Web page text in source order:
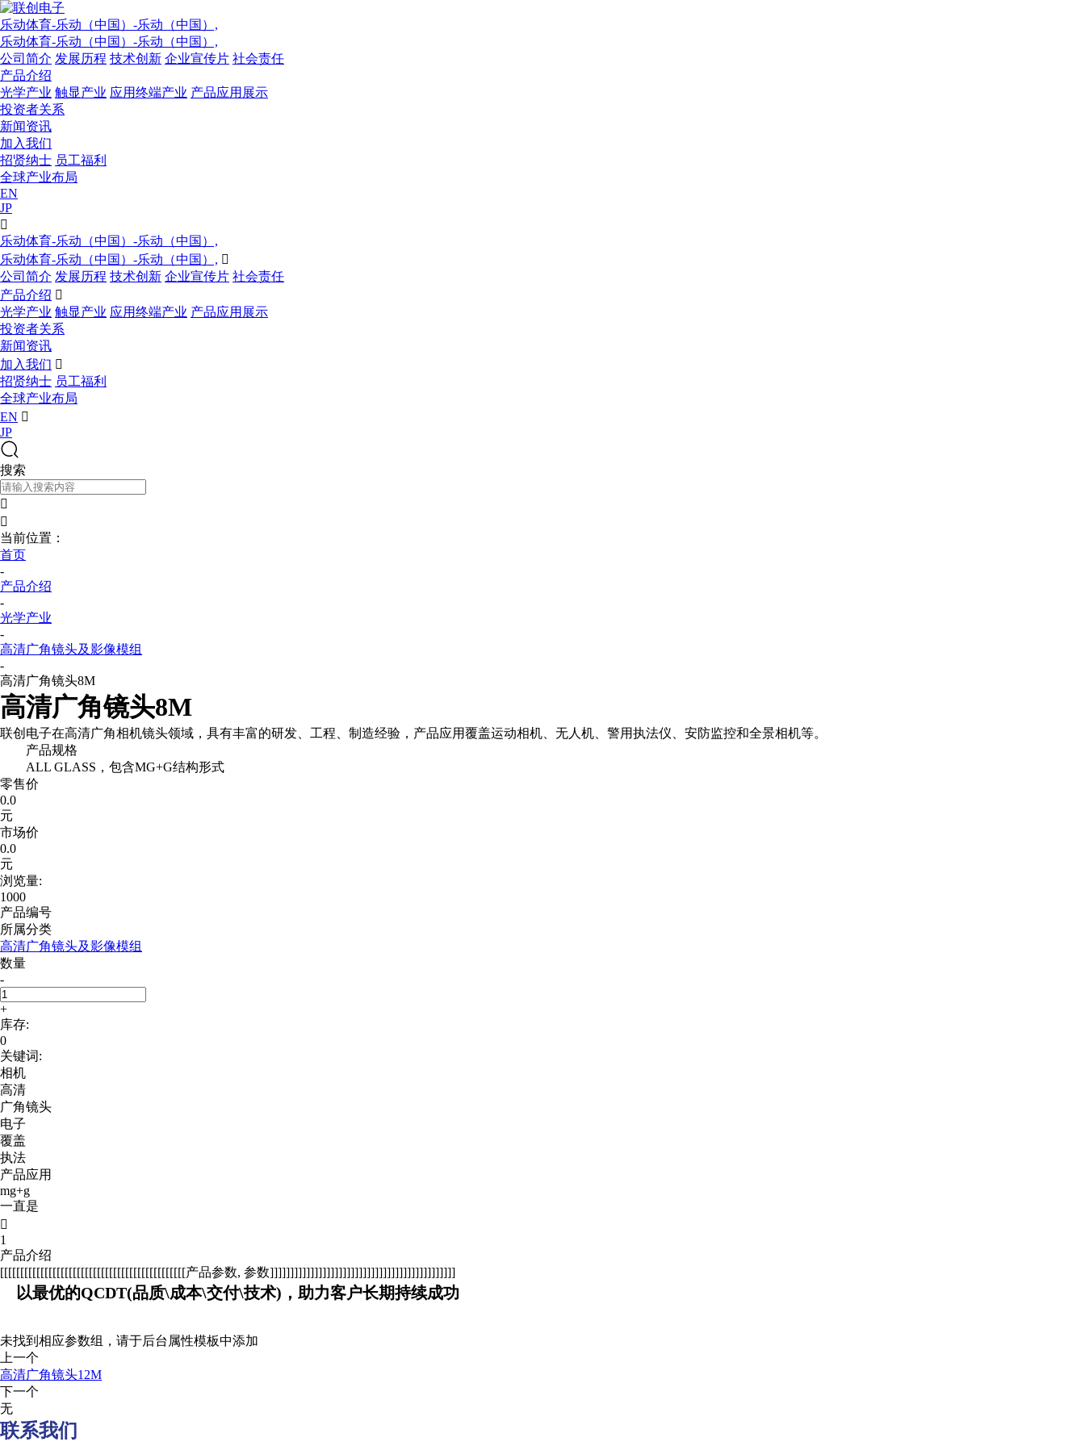
乐动体育-乐动（中国）-乐动（中国）,
乐动体育-乐动（中国）-乐动（中国）,
公司简介 发展历程 技术创新 企业宣传片 社会责任
产品介绍
光学产业 触显产业 应用终端产业 产品应用展示
投资者关系
新闻资讯
加入我们
招贤纳士 员工福利
全球产业布局
EN
JP

乐动体育-乐动（中国）-乐动（中国）,
乐动体育-乐动（中国）-乐动（中国）, 
公司简介 发展历程 技术创新 企业宣传片 社会责任
产品介绍 
光学产业 触显产业 应用终端产业 产品应用展示
投资者关系
新闻资讯
加入我们 
招贤纳士 员工福利
全球产业布局
EN 
JP
搜索


当前位置：
首页
-
产品介绍
-
光学产业
-
高清广角镜头及影像模组
-
高清广角镜头8M
高清广角镜头8M
联创电子在高清广角相机镜头领域，具有丰富的研发、工程、制造经验，产品应用覆盖运动相机、无人机、警用执法仪、安防监控和全景相机等。
产品规格
ALL GLASS，包含MG+G结构形式
零售价
0.0
元
市场价
0.0
元
浏览量:
1000
产品编号
所属分类
高清广角镜头及影像模组
数量
-
+
库存:
0
关键词:
相机
高清
广角镜头
电子
覆盖
执法
产品应用
mg+g
一直是

1
产品介绍
[[[[[[[[[[[[[[[[[[[[[[[[[[[[[[[[[[[[[[[[[[[[[[产品参数, 参数]]]]]]]]]]]]]]]]]]]]]]]]]]]]]]]]]]]]]]]]]]]]]]
以最优的QCDT(品质\成本\交付\技术)，助力客户长期持续成功
未找到相应参数组，请于后台属性模板中添加
上一个
高清广角镜头12M
下一个
无
联系我们